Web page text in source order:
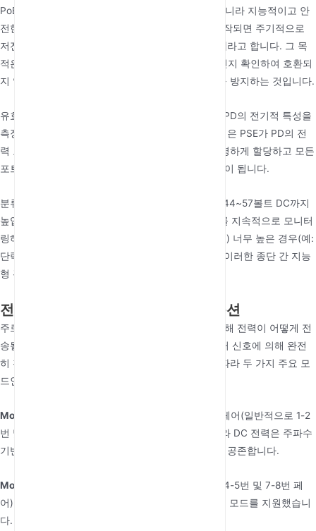
PoE의 작동은 단순히 전력을 직접 공급하는 것이 아니라 지능적이고 안
전한 핸드셰이크 프로토콜을 포함합니다. PSE가 시작되면 주기적으로
저전압 탐지 신호를 포트로 보냅니다. 이 과정을
라고 합니다. 그 목
적은 케이블 반대편에 연결된 장치가 호환되는 PD인지 확인하여 호환되
지 않는 장치에 전원이 잘못 공급되어 손상되는 것을 방지하는 것입니다.
유효한 PD가 탐지되면 PSE는
단계로 진입하여 PD의 전기적 특성을
측정하여 대략적인 전력 등급을 결정합니다. 이 과정은 PSE가 PD의 전
력 요구 사항을 미리 파악하여 자체 전력 예산을 현명하게 할당하고 모든
포트가 활성화되었을 때 과부하를 방지하는 데 도움이 됩니다.
분류 후 PSE는
PD는 전압을 표준 범위인 44~57볼트 DC까지
높입니다. PSE는 전원 공급 과정 전반에 걸쳐 전류를 지속적으로 모니터
링하며, 전류 소모가 너무 낮거나(예: 장치 연결 해제) 너무 높은 경우(예:
단락) 시스템 안전을 위해 즉시 전원을 차단합니다. 이러한 종단 간 지능
형 관리는 안정적인 PoE 작동의 기반이 됩니다.
전원 공급 방식 심층 분석: 네 가지 옵션
주로 데이터 전송에 사용되는 네트워크 케이블을 통해 전력이 어떻게 전
송될까요? 이는 트위스트 페어 케이블 내에서 데이터 신호에 의해 완전
히 활용되지 않는 와이어 페어에 의존하며, 표준에 따라 두 가지 주요 모
드인 Mode A와 Mode B가 있습니다.
Mode A:
전력은 데이터에 사용되는 동일한 와이어 페어(일반적으로 1-2
번 및 3-6번 페어)를 통해 전송됩니다. 데이터 신호와 DC 전력은 주파수
기반 기술로 분리되어 간섭을 피하며 동일한 페어에 공존합니다.
Mode B:
전력은 이더넷 케이블의 예비 와이어 페어(4-5번 및 7-8번 페
어)를 통해 전송됩니다. 초기 표준은 주로 이 두 가지 모드를 지원했습니
다.